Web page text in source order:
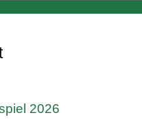
2026